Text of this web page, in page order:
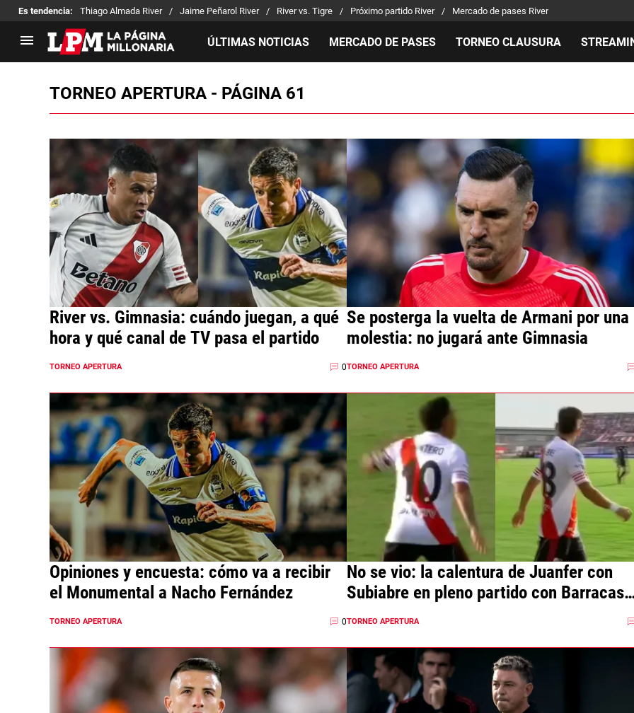
Es tendencia: Thiago Almada River Jaime Peñarol River River vs. Tigre Próximo partido River Mercado de pases River
ÚLTIMAS NOTICIAS MERCADO DE PASES TORNEO CLAUSURA
LIGA PROFESIONAL
Fixture
Reserva
TORNEOS
Selección Argentina
Juanfer Quintero
Chacho Coudet
Ex River
Hinchas
Los goles de River
Entrevistas
TORNEO APERTURA - PÁGINA 61
River vs. Gimnasia: cuándo juegan, a qué
hora y qué canal de TV pasa el partido
TORNEO APERTURA 0
Se posterga la vuelta de Armani por una
molestia: no jugará ante Gimnasia
TORNEO APERTURA
Opiniones y encuesta: cómo va a recibir
el Monumental a Nacho Fernández
TORNEO APERTURA 0
No se vio: la calentura de Juanfer con
Subiabre en pleno partido con Barracas
por el gol errado
TORNEO APERTURA